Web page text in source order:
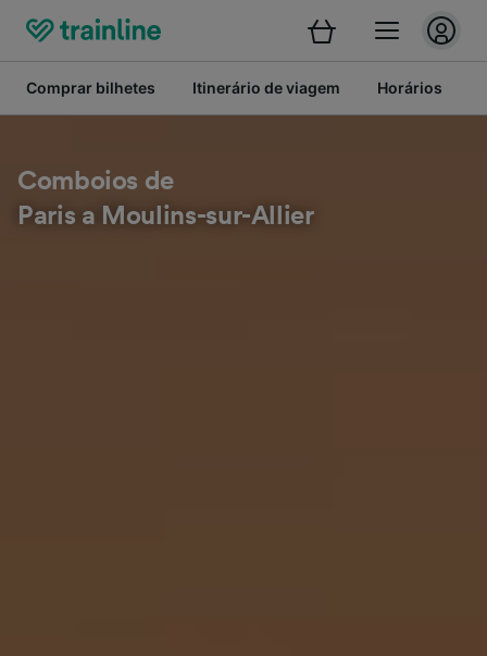
Comprar bilhetes Itinerário de viagem Horários
Comboios de
Paris a Moulins-sur-Allier